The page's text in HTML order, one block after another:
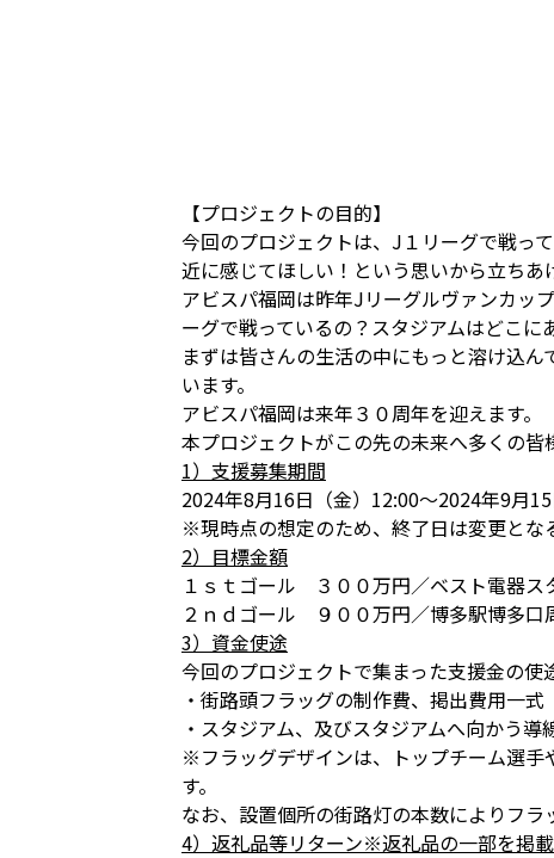
【プロジェクトの目的】
今回のプロジェクトは、J１リーグで戦っ
近に感じてほしい！という思いから立ちあ
アビスパ福岡は昨年Jリーグルヴァンカッ
ーグで戦っているの？スタジアムはどこに
まずは皆さんの生活の中にもっと溶け込
います。
アビスパ福岡は来年３０周年を迎えます。
本プロジェクトがこの先の未来へ多くの皆
1）支援募集期間
2024年8月16日（金）12:00～2024年9月
※現時点の想定のため、終了日は変更とな
2）目標金額
１ｓｔゴール ３００万円／ベスト電器ス
２ｎｄゴール ９００万円／博多駅博多
3）資金使途
今回のプロジェクトで集まった支援金の使
・街路頭フラッグの制作費、掲出費用一式
・スタジアム、及びスタジアムへ向かう
※フラッグデザインは、トップチーム選手
す。
なお、設置個所の街路灯の本数によりフ
4）返礼品等リターン※返礼品の一部を掲載